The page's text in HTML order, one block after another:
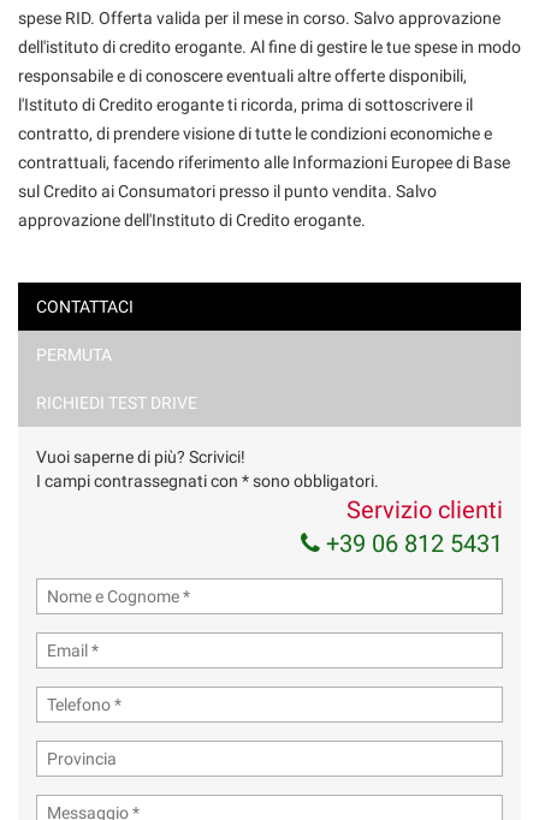
Ho letto e accetto
marketing
Invia la tua richiesta
spese RID. Offerta valida per il mese in corso. Salvo approvazione
dell'istituto di credito erogante. Al fine di gestire le tue spese in modo
responsabile e di conoscere eventuali altre offerte disponibili,
l'Istituto di Credito erogante ti ricorda, prima di sottoscrivere il
contratto, di prendere visione di tutte le condizioni economiche e
contrattuali, facendo riferimento alle Informazioni Europee di Base
sul Credito ai Consumatori presso il punto vendita. Salvo
approvazione dell'Instituto di Credito erogante.
CONTATTACI
PERMUTA
RICHIEDI TEST DRIVE
Vuoi saperne di più? Scrivici!
I campi contrassegnati con * sono obbligatori.
Servizio clienti
+39 06 812 5431